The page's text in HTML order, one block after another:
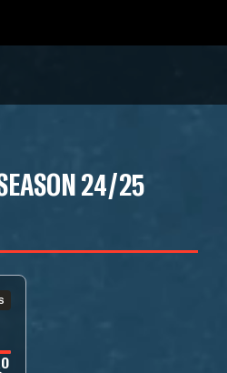
24/25